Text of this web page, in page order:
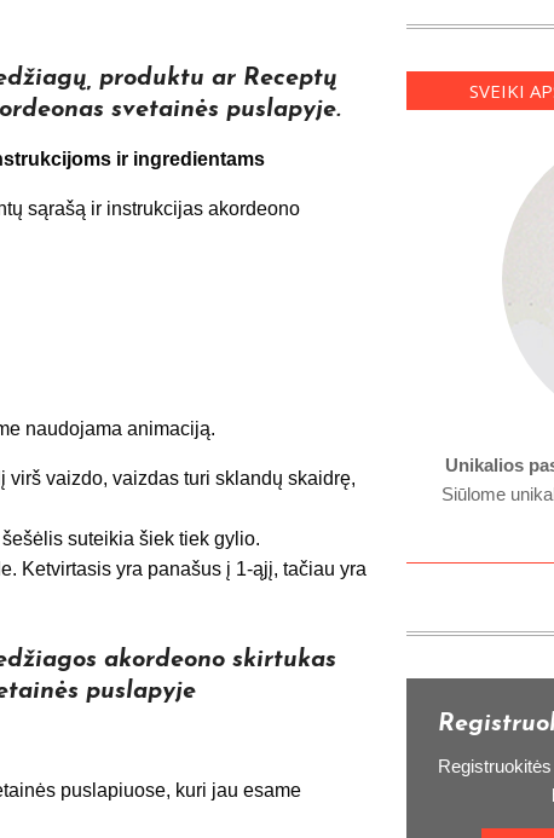
produktu ar Receptų
svetainės puslapyje.
ir ingredientams
sąrašą ir instrukcijas akordeono
naudojama animaciją.
vaizdo, vaizdas turi sklandų skaidrę,
suteikia šiek tiek gylio.
Ketvirtasis yra panašus į 1-ąjį, tačiau yra
akordeono skirtukas
puslapyje
puslapiuose, kuri jau esame
SVEIKI
Unikalios
Siūlome